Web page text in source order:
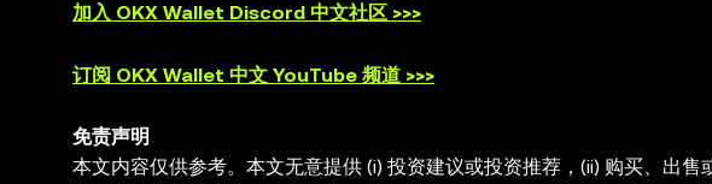
加入 OKX Wallet Discord 中文社区 >>>
订阅 OKX Wallet 中文 YouTube 频道 >>>
免责声明
本文内容仅供参考。本文无意提供 (i) 投资建议或投资推荐，(ii) 购买、出